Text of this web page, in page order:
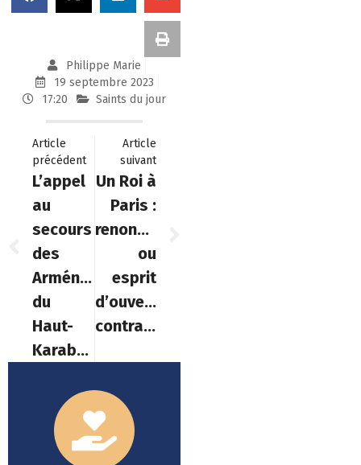
Philippe Marie
19 septembre 2023
17:20
Saints du jour
Article
précédent
L’appel
au
secours
des
Arméniens
du
Haut-
Karabagh
Article
suivant
Un Roi à
Paris :
renoncement
ou
esprit
d’ouverture
contraint…?